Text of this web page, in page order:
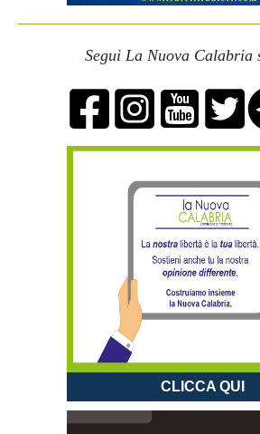
Segui La Nuova Calabria
CLICCA QUI